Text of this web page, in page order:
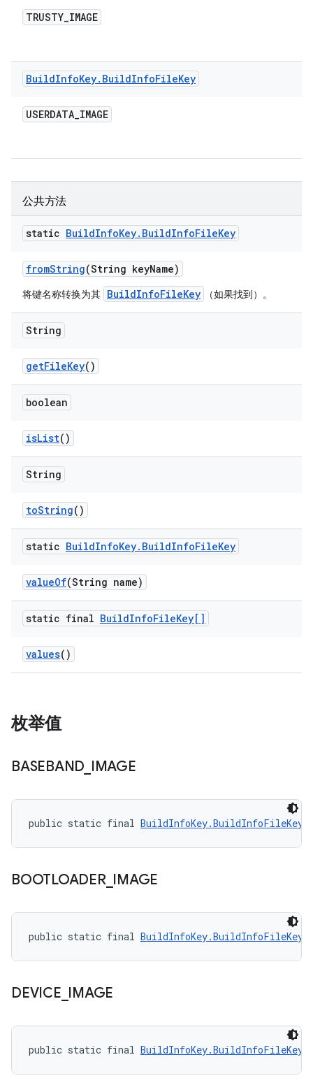
TRUSTY_IMAGE
BuildInfoKey. BuildInfoFileKey
USERDATA_IMAGE
公共方法
static BuildInfoKey. BuildInfoFileKey
fromString(String keyName)
将键名称转换为其 BuildInfoFileKey （如果找到）。
String
getFileKey()
boolean
isList()
String
toString()
static BuildInfoKey. BuildInfoFileKey
valueOf(String name)
static final BuildInfoFileKey[]
values()
枚举值
BASEBAND IMAGE
public static final BuildInfoKey.BuildInfoFileKey
BOOTLOADER_ IMAGE
public static final BuildInfoKey.BuildInfoFileKey
DEVICE IMAGE
public static final BuildInfoKey.BuildInfoFileKey